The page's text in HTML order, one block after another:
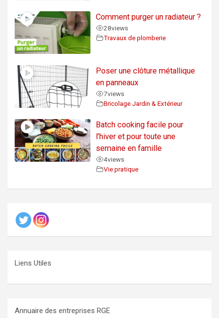
Comment purger un radiateur ?
28views
Travaux de plomberie
Poser une clôture métallique
en panneaux
7views
Bricolage Jardin & Extérieur
Batch cooking facile pour
l’hiver et pour toute une
semaine en famille
4views
Vie pratique
Liens Utiles
Annuaire des entreprises RGE